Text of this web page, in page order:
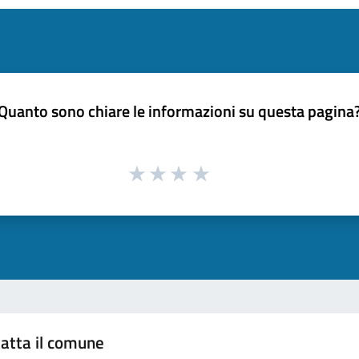
sono chiare le informazioni su questa
il comune